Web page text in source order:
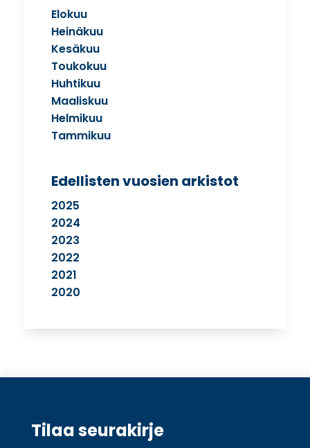
Elokuu
Heinäkuu
Kesäkuu
Toukokuu
Huhtikuu
Maaliskuu
Helmikuu
Tammikuu
Edellisten vuosien arkistot
2025
2024
2023
2022
2021
2020
Tilaa seurakirje